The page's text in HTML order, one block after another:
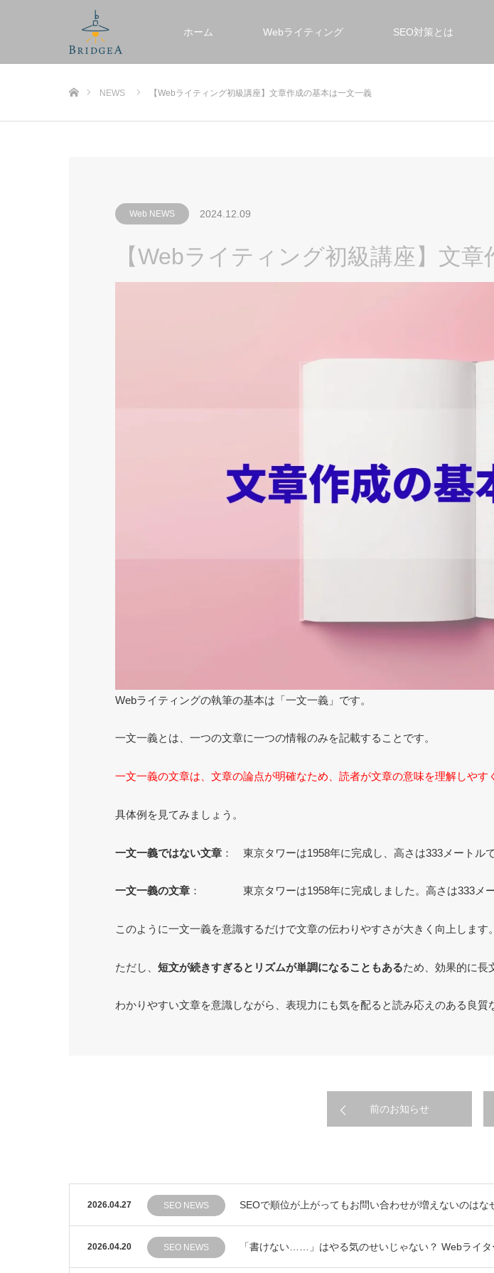
ホーム Webライティング SEO対策とは
NEWS 【Webライティング初級講座】文章作成の基本は一文一義
Web NEWS 2024.12.09
【Webライティング初級講座】文
Webライティングの執筆の基本は「一文一義」です。
一文一義とは、一つの文章に一つの情報のみを記載することです。
一文一義の文章は、文章の論点が明確なため、読者が文章の意味を理解しやす
具体例を見てみましょう。
一文一義ではない文章 ： 東京タワーは1958年に完成し、高さは333メートル
一文一義の文章 ： 東京タワーは1958年に完成しました。高さは333メー
このように一文一義を意識するだけで文章の伝わりやすさが大きく向上します。
ただし、 短文が続きすぎるとリズムが単調になることもあるため、効果的に長
わかりやすい文章を意識しながら、表現力にも気を配ると読み応えのある良質
前のお知らせ
2026.04.27 SEO NEWS SEOで順位が上がってもお問い合わせが増えないのは
2026.04.20 SEO NEWS 「書けない……」はやる気のせいじゃない？ Webライ